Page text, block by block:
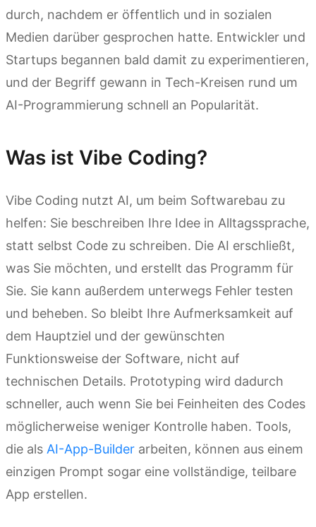
durch, nachdem er öffentlich und in sozialen
Medien darüber gesprochen hatte. Entwickler und
Startups begannen bald damit zu experimentieren,
und der Begriff gewann in Tech-Kreisen rund um
AI-Programmierung schnell an Popularität.
Was ist Vibe Coding?
Vibe Coding nutzt AI, um beim Softwarebau zu
helfen: Sie beschreiben Ihre Idee in Alltagssprache,
statt selbst Code zu schreiben. Die AI erschließt,
was Sie möchten, und erstellt das Programm für
Sie. Sie kann außerdem unterwegs Fehler testen
und beheben. So bleibt Ihre Aufmerksamkeit auf
dem Hauptziel und der gewünschten
Funktionsweise der Software, nicht auf
technischen Details. Prototyping wird dadurch
schneller, auch wenn Sie bei Feinheiten des Codes
möglicherweise weniger Kontrolle haben. Tools,
die als AI-App-Builder arbeiten, können aus einem
einzigen Prompt sogar eine vollständige, teilbare
App erstellen.